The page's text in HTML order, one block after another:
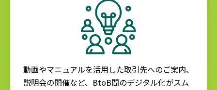
動画やマニュアルを活用した取引先へのご案内、
説明会の開催など、BtoB間のデジタル化がスム